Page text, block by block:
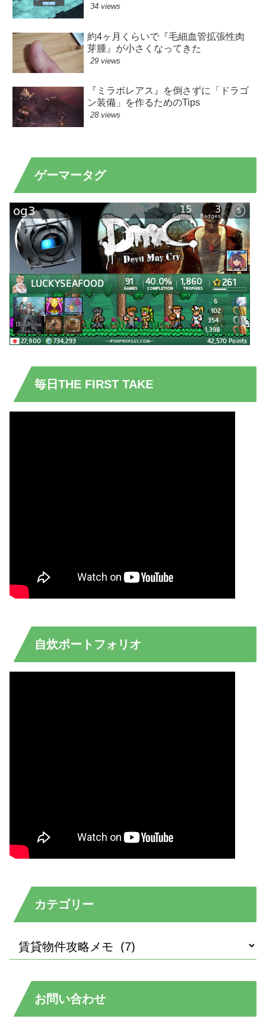
34 views
約4ヶ月くらいで『毛細血管拡張性肉
芽腫』が小さくなってきた
29 views
『ミラボレアス』を倒さずに「ドラゴ
ン装備」を作るためのTips
28 views
ゲーマータグ
毎日THE FIRST TAKE
自炊ポートフォリオ
カテゴリー
お問い合わせ